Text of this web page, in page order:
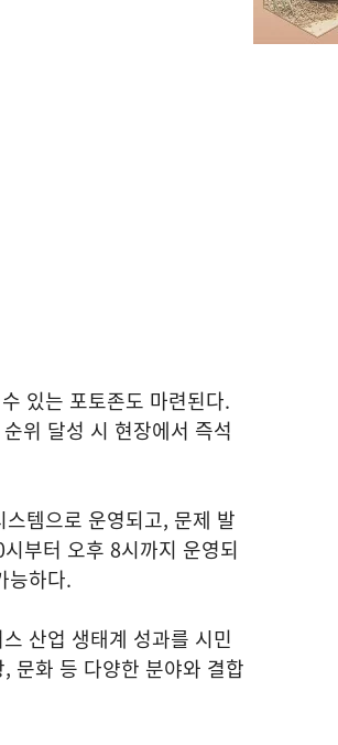
있는 포토존도 마련된다.
위 달성 시 현장에서 즉석
템으로 운영되고, 문제 발
부터 오후 8시까지 운영되
능하다.
산업 생태계 성과를 시민
문화 등 다양한 분야와 결합